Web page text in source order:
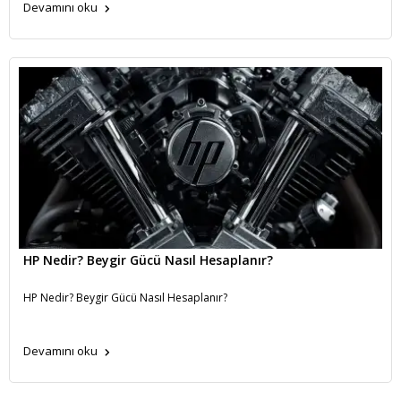
Devamını oku
HP Nedir? Beygir Gücü Nasıl Hesaplanır?
HP Nedir? Beygir Gücü Nasıl Hesaplanır?
Devamını oku